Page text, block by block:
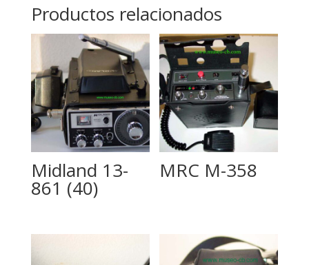
Productos relacionados
Midland 13-
861 (40)
MRC M-358